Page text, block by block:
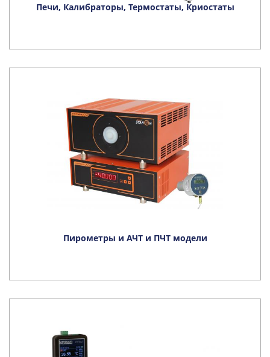
Печи, Калибраторы, Термостаты, Криостаты
Пирометры и АЧТ и ПЧТ модели